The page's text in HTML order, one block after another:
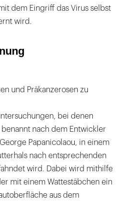
dem Eingriff das Virus selbst
wird.
und Präkanzerosen zu
bei denen
benannt nach dem Entwickler
Papanicolaou, in einem
nach entsprechenden
wird. Dabei wird mithilfe
mit einem Wattestäbchen ein
aus dem